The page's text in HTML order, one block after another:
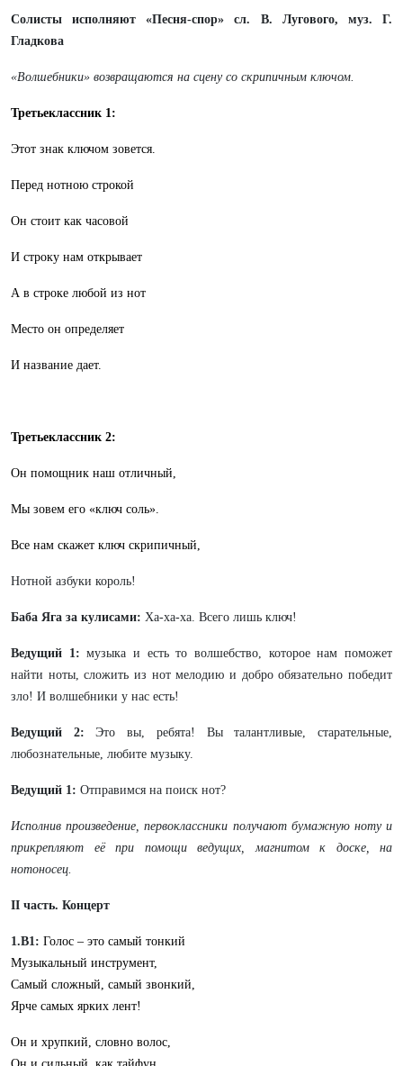
Солисты исполняют «Песня-спор» сл. В. Лугового, муз. Г.
Гладкова
«Волшебники» возвращаются на сцену со скрипичным ключом.
Третьеклассник 1:
Этот знак ключом зовется.
Перед нотною строкой
Он стоит как часовой
И строку нам открывает
А в строке любой из нот
Место он определяет
И название дает.
Третьеклассник 2:
Он помощник наш отличный,
Мы зовем его «ключ соль».
Все нам скажет ключ скрипичный,
Нотной азбуки король!
Баба Яга за кулисами: Ха-ха-ха. Всего лишь ключ!
Ведущий 1: музыка и есть то волшебство, которое нам поможет
найти ноты, сложить из нот мелодию и добро обязательно победит
зло! И волшебники у нас есть!
Ведущий 2: Это вы, ребята! Вы талантливые, старательные,
любознательные, любите музыку.
Ведущий 1: Отправимся на поиск нот?
Исполнив произведение, первоклассники получают бумажную ноту и
прикрепляют её при помощи ведущих, магнитом к доске, на
нотоносец.
II часть. Концерт
1.В1: Голос – это самый тонкий
Музыкальный инструмент,
Самый сложный, самый звонкий,
Ярче самых ярких лент!
Он и хрупкий, словно волос,